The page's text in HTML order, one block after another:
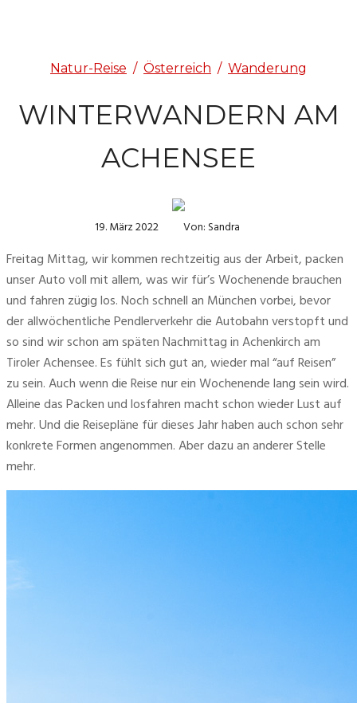
Natur-Reise / Österreich / Wanderung
WINTERWANDERN AM
ACHENSEE
19. März 2022 Von: Sandra
Freitag Mittag, wir kommen rechtzeitig aus der Arbeit, packen
unser Auto voll mit allem, was wir für’s Wochenende brauchen
und fahren zügig los. Noch schnell an München vorbei, bevor
der allwöchentliche Pendlerverkehr die Autobahn verstopft und
so sind wir schon am späten Nachmittag in Achenkirch am
Tiroler Achensee. Es fühlt sich gut an, wieder mal “auf Reisen”
zu sein. Auch wenn die Reise nur ein Wochenende lang sein wird.
Alleine das Packen und losfahren macht schon wieder Lust auf
mehr. Und die Reisepläne für dieses Jahr haben auch schon sehr
konkrete Formen angenommen. Aber dazu an anderer Stelle
mehr.